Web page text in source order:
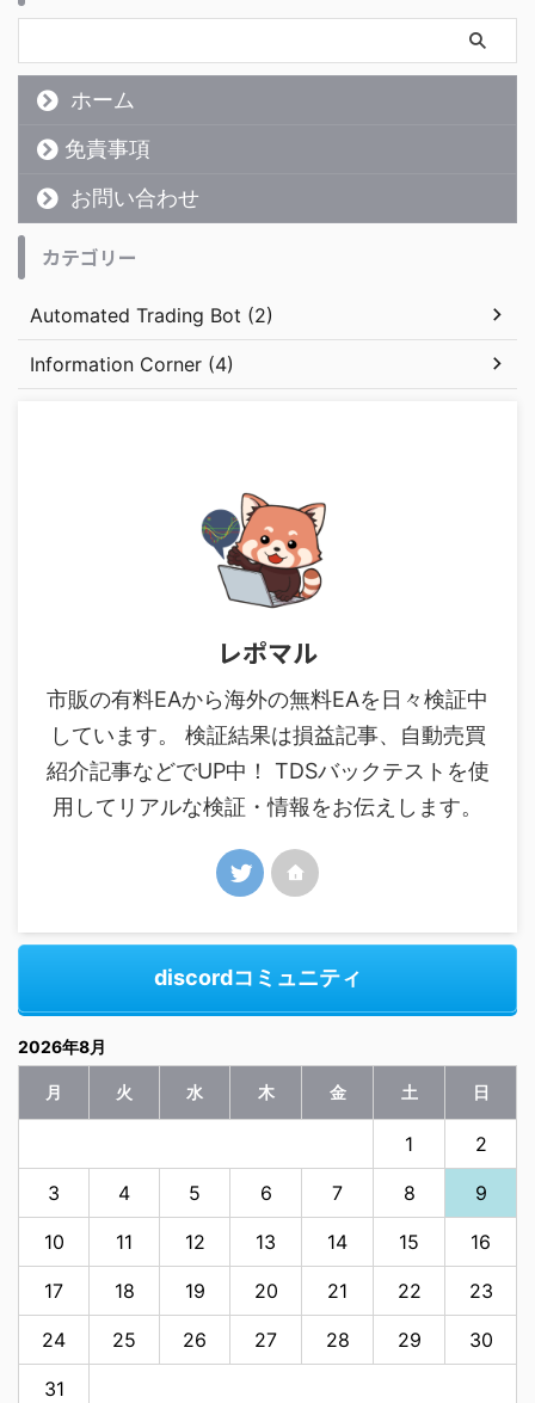
ホーム
免責事項
お問い合わせ
カテゴリー
Automated Trading Bot (2)
Information Corner (4)
レポマル
市販の有料EAから海外の無料EAを日々検証中
しています。 検証結果は損益記事、自動売買
紹介記事などでUP中！ TDSバックテストを使
用してリアルな検証・情報をお伝えします。
discordコミュニティ
2026年8月
月 火 水 木 金 土 日
1 2
3 4 5 6 7 8 9
10 11 12 13 14 15 16
17 18 19 20 21 22 23
24 25 26 27 28 29 30
31